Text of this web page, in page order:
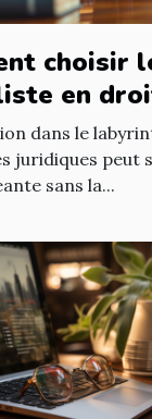
choisir
en
dans le
juridiques peut
sans la...